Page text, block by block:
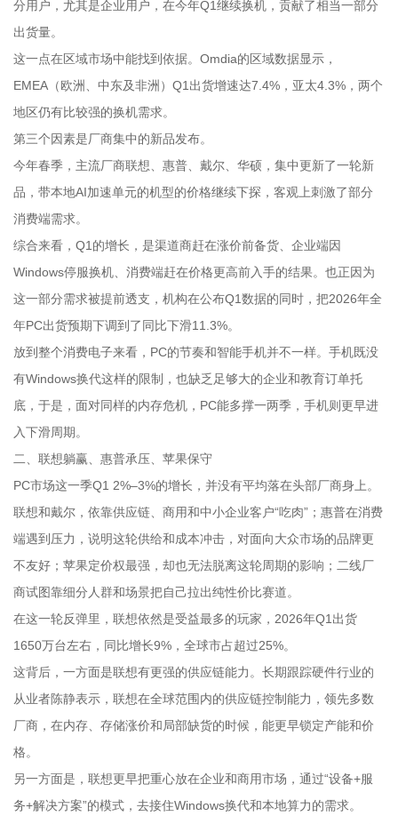
分用户，尤其是企业用户，在今年Q1继续换机，贡献了相当一部分
出货量。
这一点在区域市场中能找到依据。Omdia的区域数据显示，
EMEA（欧洲、中东及非洲）Q1出货增速达7.4%，亚太4.3%，两个
地区仍有比较强的换机需求。
第三个因素是厂商集中的新品发布。
今年春季，主流厂商联想、惠普、戴尔、华硕，集中更新了一轮新
品，带本地AI加速单元的机型的价格继续下探，客观上刺激了部分
消费端需求。
综合来看，Q1的增长，是渠道商赶在涨价前备货、企业端因
Windows停服换机、消费端赶在价格更高前入手的结果。也正因为
这一部分需求被提前透支，机构在公布Q1数据的同时，把2026年全
年PC出货预期下调到了同比下滑11.3%。
放到整个消费电子来看，PC的节奏和智能手机并不一样。手机既没
有Windows换代这样的限制，也缺乏足够大的企业和教育订单托
底，于是，面对同样的内存危机，PC能多撑一两季，手机则更早进
入下滑周期。
二、联想躺赢、惠普承压、苹果保守
PC市场这一季Q1 2%–3%的增长，并没有平均落在头部厂商身上。
联想和戴尔，依靠供应链、商用和中小企业客户“吃肉”；惠普在消费
端遇到压力，说明这轮供给和成本冲击，对面向大众市场的品牌更
不友好；苹果定价权最强，却也无法脱离这轮周期的影响；二线厂
商试图靠细分人群和场景把自己拉出纯性价比赛道。
在这一轮反弹里，联想依然是受益最多的玩家，2026年Q1出货
1650万台左右，同比增长9%，全球市占超过25%。
这背后，一方面是联想有更强的供应链能力。长期跟踪硬件行业的
从业者陈静表示，联想在全球范围内的供应链控制能力，领先多数
厂商，在内存、存储涨价和局部缺货的时候，能更早锁定产能和价
格。
另一方面是，联想更早把重心放在企业和商用市场，通过“设备+服
务+解决方案”的模式，去接住Windows换代和本地算力的需求。